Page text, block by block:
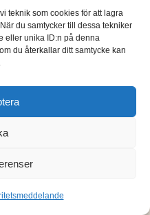
teknik som cookies för att lagra
du samtycker till dessa tekniker
eller unika ID:n på denna
du återkallar ditt samtycke kan
ligger i Sibbo.